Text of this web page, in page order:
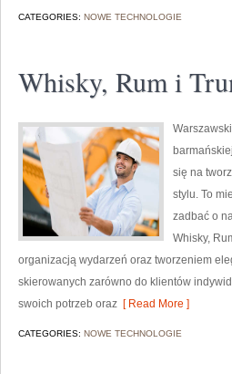
CATEGORIES: NOWE TECHNOLOGIE
Whisky, Rum i
się na
stylu. To
zadbać o
Whisky,
organizacją wydarzeń oraz tworzeniem
skierowanych zarówno do klientów
swoich potrzeb oraz [ Read More ]
CATEGORIES: NOWE TECHNOLOGIE